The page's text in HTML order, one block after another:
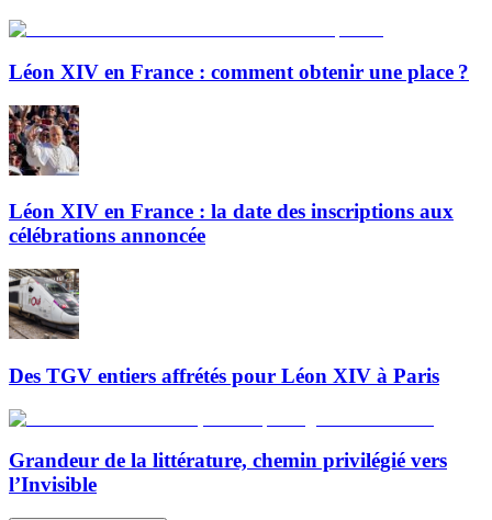
Léon XIV en France : comment obtenir une place ?
Léon XIV en France : la date des inscriptions aux
célébrations annoncée
Des TGV entiers affrétés pour Léon XIV à Paris
Grandeur de la littérature, chemin privilégié vers
l’Invisible